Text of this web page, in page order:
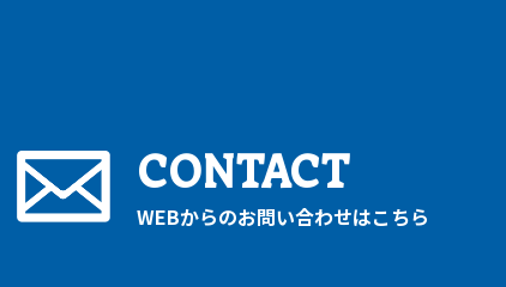
CONTACT
WEBからのお問い合わせはこちら